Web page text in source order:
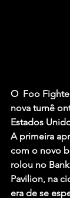
O Foo
nova turnê
Estados
A primeira
com o novo
rolou no
Pavilion, na
era de se